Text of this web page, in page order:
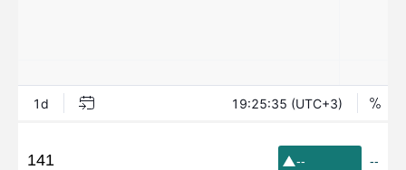
141 -- --